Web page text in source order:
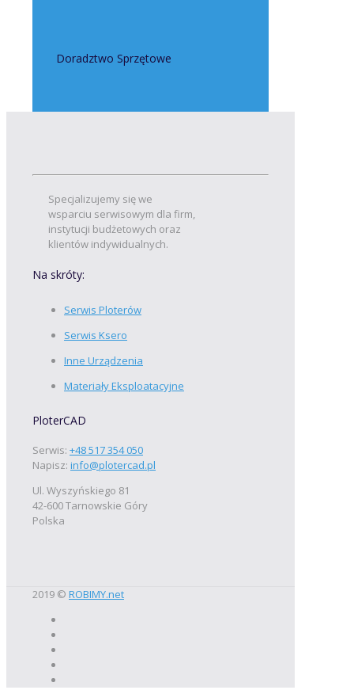
Doradztwo Sprzętowe
Specjalizujemy się we
wsparciu serwisowym dla firm,
instytucji budżetowych oraz
klientów indywidualnych.
Na skróty:
Serwis Ploterów
Serwis Ksero
Inne Urządzenia
Materiały Eksploatacyjne
PloterCAD
Serwis: +48 517 354 050
Napisz: info@plotercad.pl
Ul. Wyszyńskiego 81
42-600 Tarnowskie Góry
Polska
2019 © ROBIMY.net